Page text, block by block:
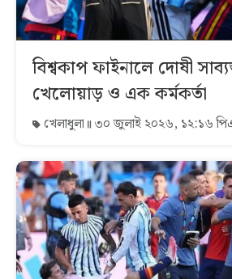
বিশ্বকাপ ফাইনালে দোষী
খেলোয়াড় ও এক কর্মকর্তা
খেলাধুলা ৩০ জুলাই ২০২৬, ১২:১৬